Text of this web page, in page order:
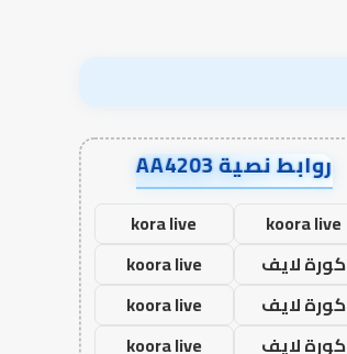
روابط نصية AA4203
koora live
kora live
كورة لايف
koora live
كورة لايف
koora live
كورة لايف
koora live